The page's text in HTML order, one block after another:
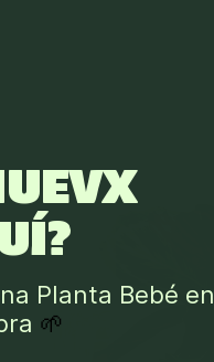
Planta Bebé en
🌱